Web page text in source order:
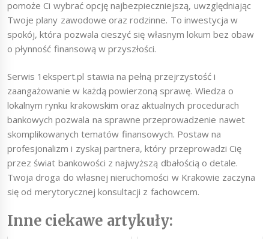
pomoże Ci wybrać opcję najbezpieczniejszą, uwzględniając
Twoje plany zawodowe oraz rodzinne. To inwestycja w
spokój, która pozwala cieszyć się własnym lokum bez obaw
o płynność finansową w przyszłości.
Serwis 1ekspert.pl stawia na pełną przejrzystość i
zaangażowanie w każdą powierzoną sprawę. Wiedza o
lokalnym rynku krakowskim oraz aktualnych procedurach
bankowych pozwala na sprawne przeprowadzenie nawet
skomplikowanych tematów finansowych. Postaw na
profesjonalizm i zyskaj partnera, który przeprowadzi Cię
przez świat bankowości z najwyższą dbałością o detale.
Twoja droga do własnej nieruchomości w Krakowie zaczyna
się od merytorycznej konsultacji z fachowcem.
Inne ciekawe artykuły: